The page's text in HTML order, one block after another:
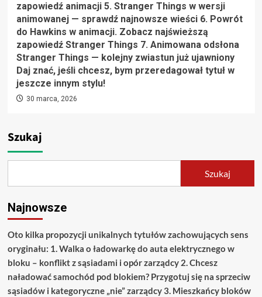
zapowiedź animacji 5. Stranger Things w wersji
animowanej — sprawdź najnowsze wieści 6. Powrót
do Hawkins w animacji. Zobacz najświeższą
zapowiedź Stranger Things 7. Animowana odsłona
Stranger Things — kolejny zwiastun już ujawniony
Daj znać, jeśli chcesz, bym przeredagował tytuł w
jeszcze innym stylu!
30 marca, 2026
Szukaj
Szukaj
Najnowsze
Oto kilka propozycji unikalnych tytułów zachowujących sens
oryginału: 1. Walka o ładowarkę do auta elektrycznego w
bloku – konflikt z sąsiadami i opór zarządcy 2. Chcesz
naładować samochód pod blokiem? Przygotuj się na sprzeciw
sąsiadów i kategoryczne „nie” zarządcy 3. Mieszkańcy bloków